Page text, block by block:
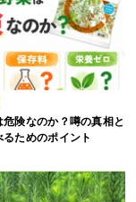
危険なのか？噂の真相と
ためのポイント